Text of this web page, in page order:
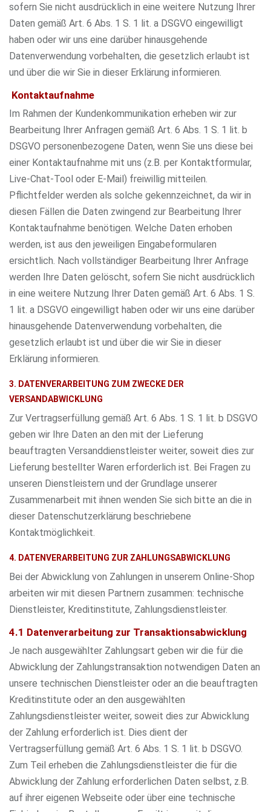
sofern Sie nicht ausdrücklich in eine weitere Nutzung Ihrer
Daten gemäß Art. 6 Abs. 1 S. 1 lit. a DSGVO eingewilligt
haben oder wir uns eine darüber hinausgehende
Datenverwendung vorbehalten, die gesetzlich erlaubt ist
und über die wir Sie in dieser Erklärung informieren.
Kontaktaufnahme
Im Rahmen der Kundenkommunikation erheben wir zur
Bearbeitung Ihrer Anfragen gemäß Art. 6 Abs. 1 S. 1 lit. b
DSGVO personenbezogene Daten, wenn Sie uns diese bei
einer Kontaktaufnahme mit uns (z.B. per Kontaktformular,
Live-Chat-Tool oder E-Mail) freiwillig mitteilen.
Pflichtfelder werden als solche gekennzeichnet, da wir in
diesen Fällen die Daten zwingend zur Bearbeitung Ihrer
Kontaktaufnahme benötigen. Welche Daten erhoben
werden, ist aus den jeweiligen Eingabeformularen
ersichtlich. Nach vollständiger Bearbeitung Ihrer Anfrage
werden Ihre Daten gelöscht, sofern Sie nicht ausdrücklich
in eine weitere Nutzung Ihrer Daten gemäß Art. 6 Abs. 1 S.
1 lit. a DSGVO eingewilligt haben oder wir uns eine darüber
hinausgehende Datenverwendung vorbehalten, die
gesetzlich erlaubt ist und über die wir Sie in dieser
Erklärung informieren.
3. DATENVERARBEITUNG ZUM ZWECKE DER
VERSANDABWICKLUNG
Zur Vertragserfüllung gemäß Art. 6 Abs. 1 S. 1 lit. b DSGVO
geben wir Ihre Daten an den mit der Lieferung
beauftragten Versanddienstleister weiter, soweit dies zur
Lieferung bestellter Waren erforderlich ist. Bei Fragen zu
unseren Dienstleistern und der Grundlage unserer
Zusammenarbeit mit ihnen wenden Sie sich bitte an die in
dieser Datenschutzerklärung beschriebene
Kontaktmöglichkeit.
4. DATENVERARBEITUNG ZUR ZAHLUNGSABWICKLUNG
Bei der Abwicklung von Zahlungen in unserem Online-Shop
arbeiten wir mit diesen Partnern zusammen: technische
Dienstleister, Kreditinstitute, Zahlungsdienstleister.
4.1 Datenverarbeitung zur Transaktionsabwicklung
Je nach ausgewählter Zahlungsart geben wir die für die
Abwicklung der Zahlungstransaktion notwendigen Daten an
unsere technischen Dienstleister oder an die beauftragten
Kreditinstitute oder an den ausgewählten
Zahlungsdienstleister weiter, soweit dies zur Abwicklung
der Zahlung erforderlich ist. Dies dient der
Vertragserfüllung gemäß Art. 6 Abs. 1 S. 1 lit. b DSGVO.
Zum Teil erheben die Zahlungsdienstleister die für die
Abwicklung der Zahlung erforderlichen Daten selbst, z.B.
auf ihrer eigenen Webseite oder über eine technische